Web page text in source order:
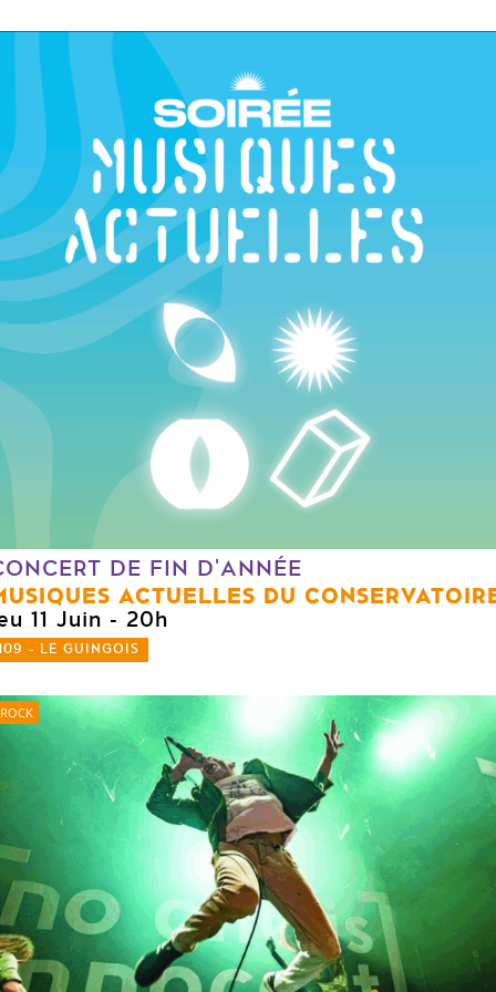
DE FIN D'ANNÉE
ACTUELLES DU
11 Juin - 20h
- LE GUINGOIS
ROCK